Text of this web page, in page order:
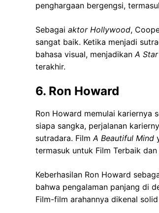
penghargaan bergengsi,
Sebagai aktor Hollywood,
sangat baik. Ketika menjadi
bahasa visual, menjadikanA
terakhir.
6. Ron Howard
Ron Howard memulai kariernya
siapa sangka, perjalanan
sutradara. FilmA Beautiful Mind
termasuk untuk Film Terbaik
Keberhasilan Ron Howard
bahwa pengalaman panjang di
Film-film arahannya dikenal